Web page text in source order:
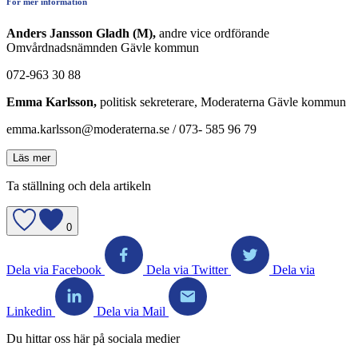
Anders Jansson Gladh (M), andre vice ordförande
Omvårdnadsnämnden Gävle kommun
072-963 30 88
Emma Karlsson, politisk sekreterare, Moderaterna Gävle kommun
emma.karlsson@moderaterna.se / 073- 585 96 79
Läs mer
Ta ställning och dela artikeln
0
Dela via Facebook Dela via Twitter Dela via
Linkedin
Dela via Mail
Du hittar oss här på sociala medier